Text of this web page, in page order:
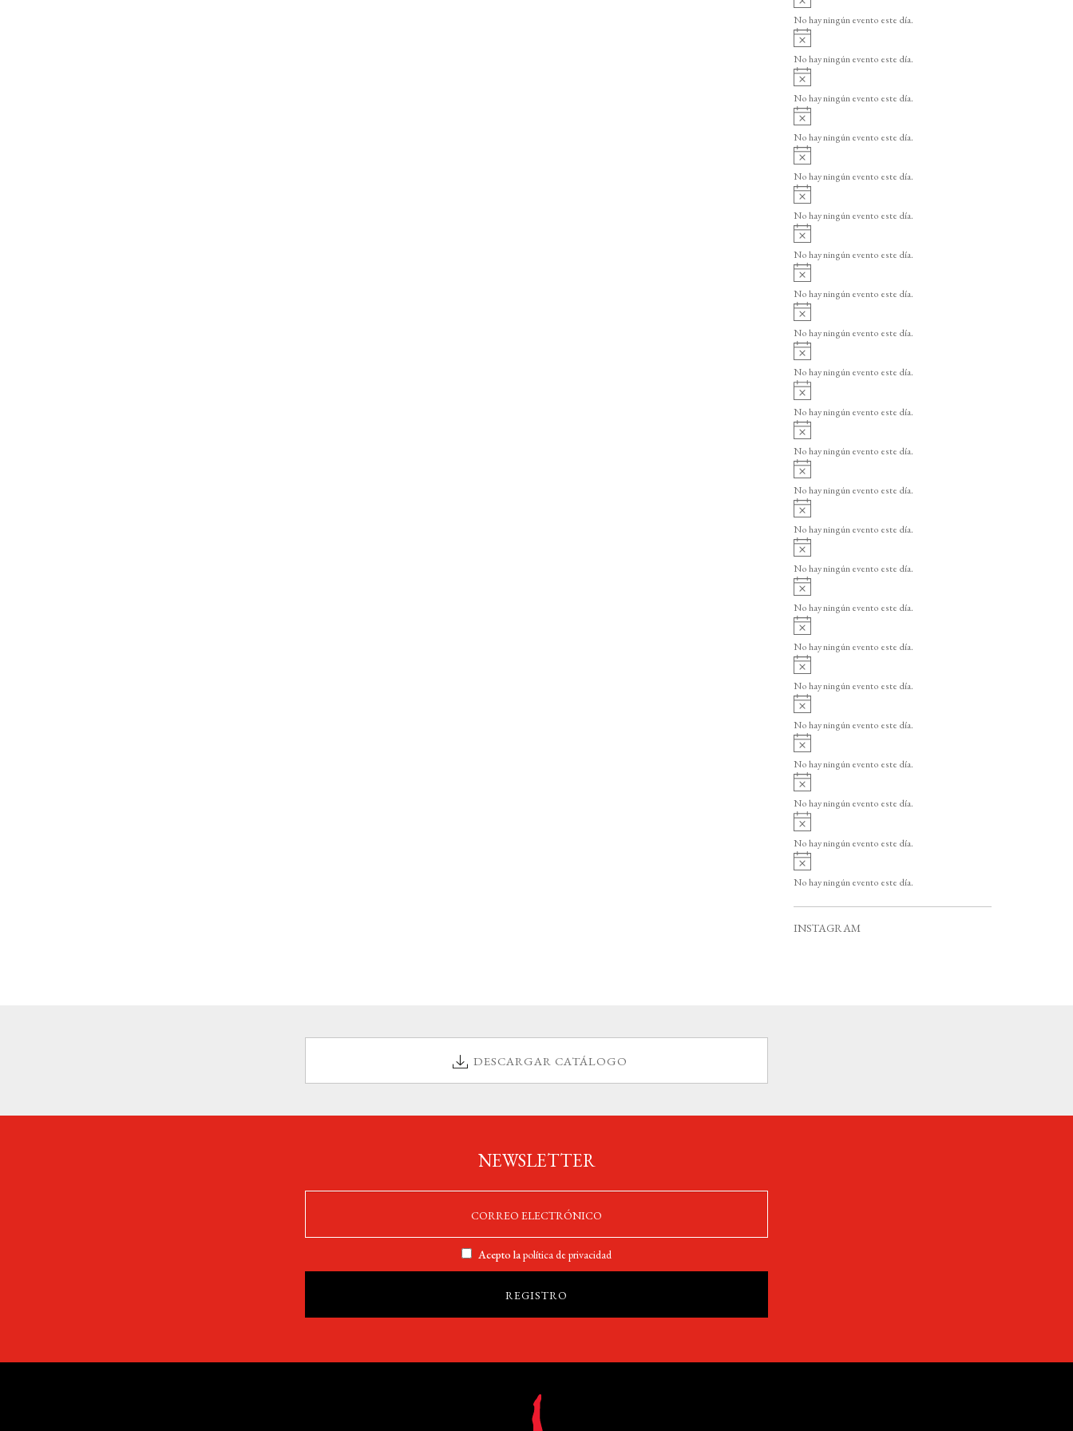
v
i
o
No hay ningún evento este día.
A
v
i
o
No hay ningún evento este día.
v
i
o
No hay ningún evento este día.
v
i
o
No hay ningún evento este día.
v
i
o
No hay ningún evento este día.
v
i
o
No hay ningún evento este día.
v
i
o
No hay ningún evento este día.
v
i
o
No hay ningún evento este día.
v
i
o
No hay ningún evento este día.
v
i
o
No hay ningún evento este día.
A
v
i
o
No hay ningún evento este día.
A
v
i
o
No hay ningún evento este día.
A
v
i
o
No hay ningún evento este día.
v
i
o
No hay ningún evento este día.
v
i
o
No hay ningún evento este día.
v
i
o
No hay ningún evento este día.
v
i
o
No hay ningún evento este día.
v
i
o
No hay ningún evento este día.
v
i
o
No hay ningún evento este día.
v
i
o
No hay ningún evento este día.
v
i
o
No hay ningún evento este día.
A
v
i
o
No hay ningún evento este día.
A
v
i
No hay ningún evento este día.
INSTAGRAM
DESCARGAR CATÁLOGO
NEWSLETTER
Acepto lapolítica de privacidad